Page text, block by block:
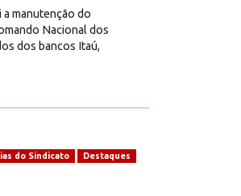
manutenção do
Nacional dos
dos bancos Itaú,
do Sindicato Destaques